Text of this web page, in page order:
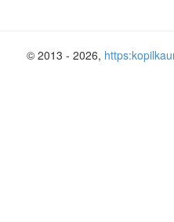
© 2013 - 2026,